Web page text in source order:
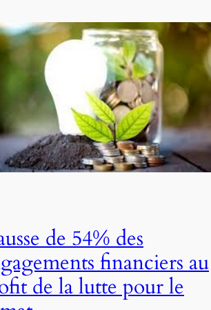
de 54% des
financiers au
de la lutte pour le